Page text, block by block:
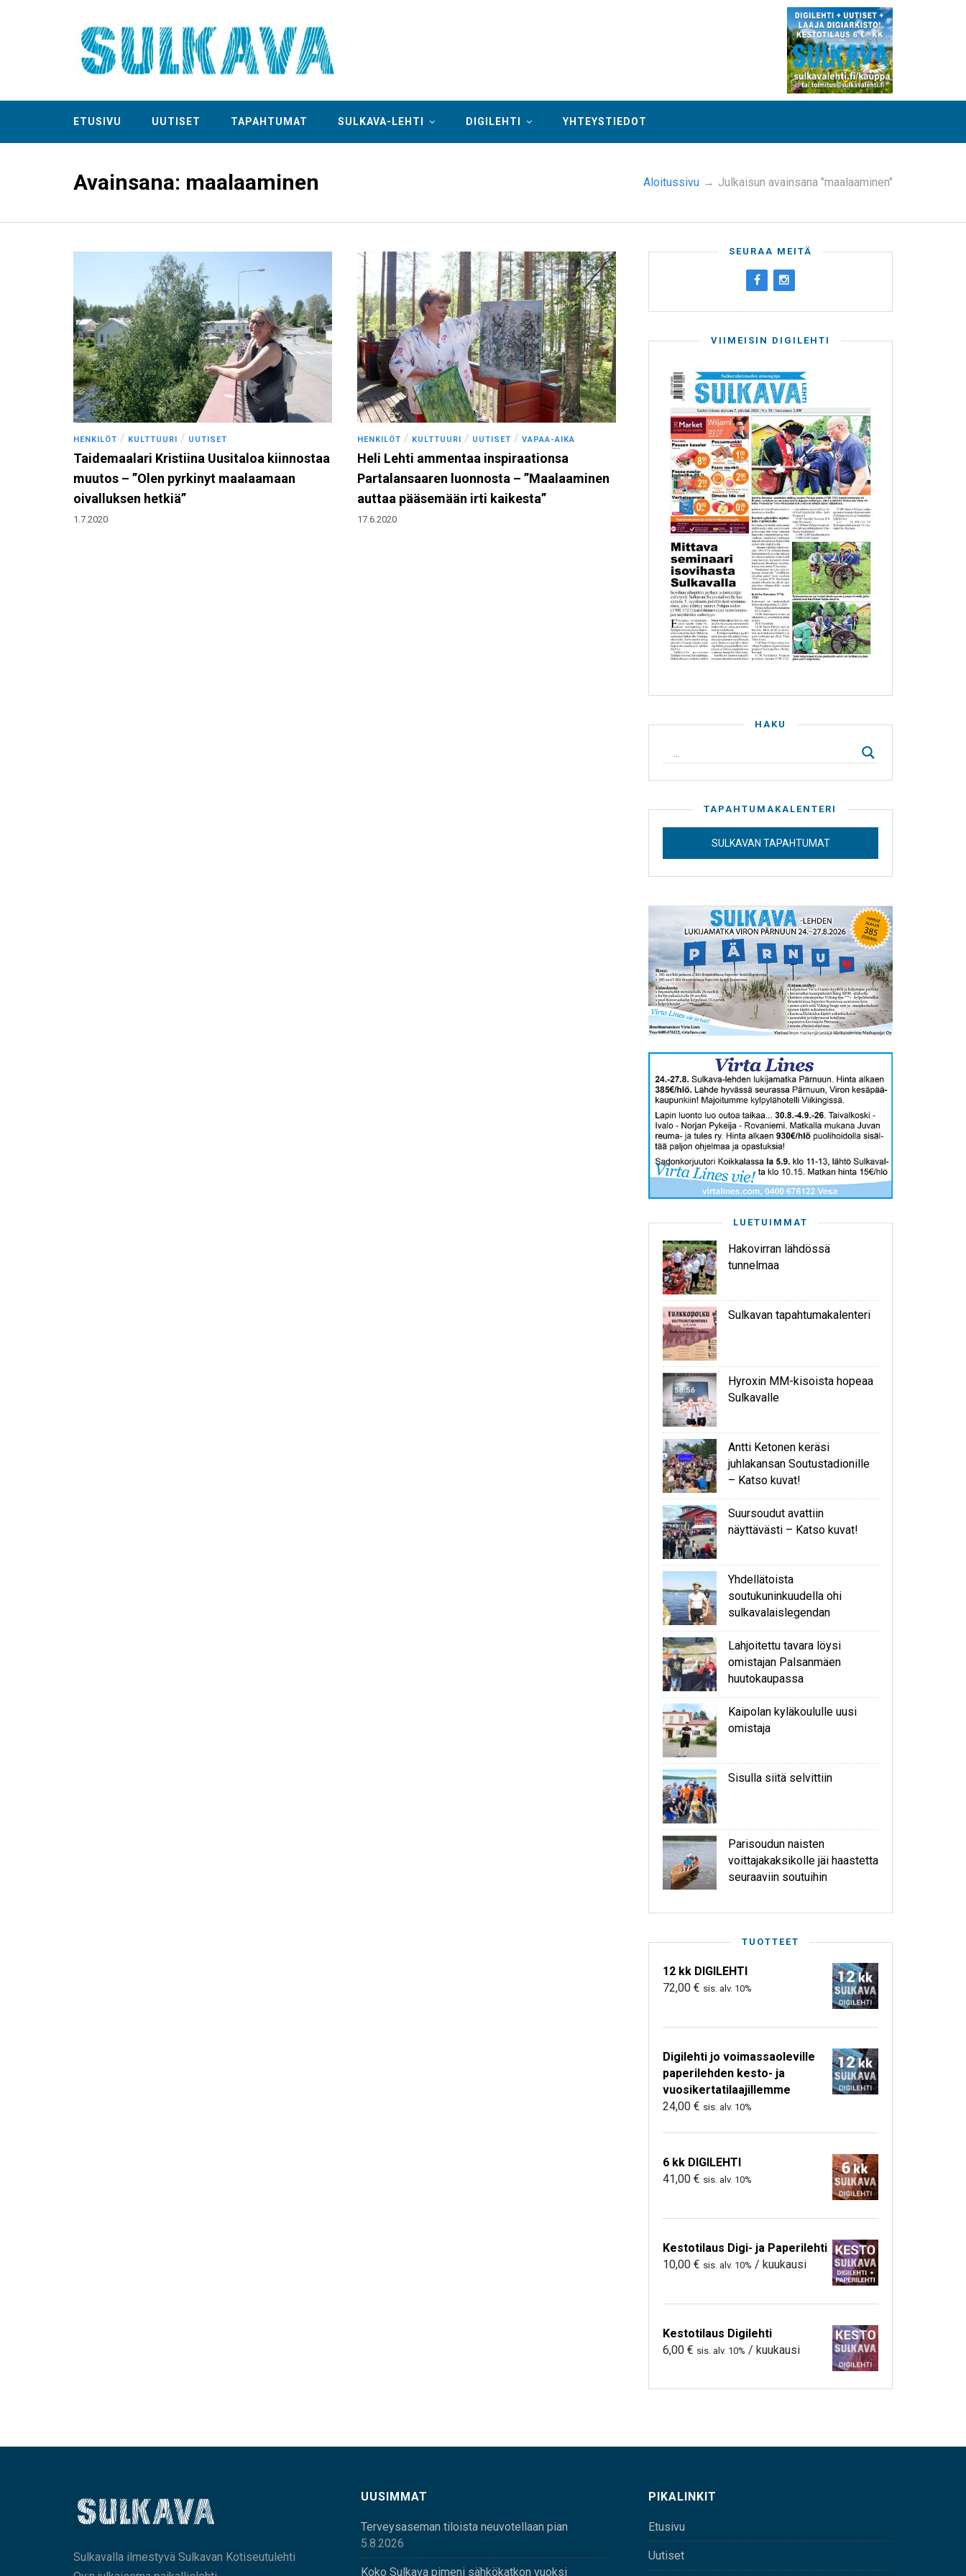
ETUSIVU UUTISET TAPAHTUMAT SULKAVA-LEHTI DIGILEHTI YHTEYSTIEDOT
Avainsana: maalaaminen Aloitussivu → Julkaisun avainsana "maalaaminen"
HENKILÖT / KULTTUURI / UUTISET
Taidemaalari Kristiina Uusitaloa kiinnostaa
muutos – ”Olen pyrkinyt maalaamaan
oivalluksen hetkiä”
1.7.2020
HENKILÖT / KULTTUURI / UUTISET / VAPAA-AIKA
Heli Lehti ammentaa inspiraationsa
Partalansaaren luonnosta – ”Maalaaminen
auttaa pääsemään irti kaikesta”
17.6.2020
SEURAA MEITÄ
VIIMEISIN DIGILEHTI
HAKU
TAPAHTUMAKALENTERI
SULKAVAN TAPAHTUMAT
LUETUIMMAT
Hakovirran lähdössä
tunnelmaa
Sulkavan tapahtumakalenteri
Hyroxin MM-kisoista hopeaa
Sulkavalle
Antti Ketonen keräsi
juhlakansan Soutustadionille
– Katso kuvat!
Suursoudut avattiin
näyttävästi – Katso kuvat!
Yhdellätoista
soutukuninkuudella ohi
sulkavalaislegendan
Lahjoitettu tavara löysi
omistajan Palsanmäen
huutokaupassa
Kaipolan kyläkoululle uusi
omistaja
Sisulla siitä selvittiin
Parisoudun naisten
voittajakaksikolle jäi haastetta
seuraaviin soutuihin
TUOTTEET
12 kk DIGILEHTI
72,00 € sis. alv. 10%
Digilehti jo voimassaoleville
paperilehden kesto- ja
vuosikertatilaajillemme
24,00 € sis. alv. 10%
6 kk DIGILEHTI
41,00 € sis. alv. 10%
Kestotilaus Digi- ja Paperilehti
10,00 € sis. alv. 10% / kuukausi
Kestotilaus Digilehti
6,00 € sis. alv. 10% / kuukausi
Sulkavalla ilmestyvä Sulkavan Kotiseutulehti
UUSIMMAT
Terveysaseman tiloista neuvotellaan pian
5.8.2026
Koko Sulkava pimeni sähkökatkon vuoksi
PIKALINKIT
Etusivu
Uutiset